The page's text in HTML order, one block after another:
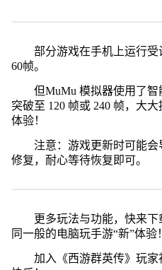
部分游戏在手机上运行
60帧。
但MuMu 模拟器使用了
突破至 120 帧或 240 帧，大
体验！
注意：游戏更新时可能
修复，耐心等待恢复即可。
更多玩法与功能，快来
同一般的电脑玩手游“新”体验！
加入《西游群英传》玩